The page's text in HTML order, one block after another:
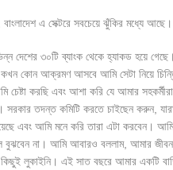
বাংলাদেশ এ সেক্টরে সবচেয়ে ঝুঁকির মধ্যে আছে।
দেশের ৩০টি ব্যাংক থেকে হ্যাকড হয়ে
কখন কোন আক্রমণ আসবে আমি সেটা নিয়ে
চেষ্টা করছি এবং আশা করি যে আমার
সরকার তদন্ত কমিটি করতে চাইছেন করুন,
এবং আমি মনে করি তারা এটা করবেন।
না। আমি আবারও বললাম, আমার জীবন
লুকাইনি। এই সাত বছরে আমার একটি